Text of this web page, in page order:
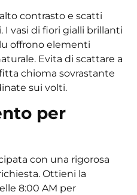
contrasto e scatti
vasi di fiori gialli brillanti
offrono elementi
Evita di scattare a
chioma sovrastante
sui volti.
per
con una rigorosa
Ottieni la
8:00 AM per